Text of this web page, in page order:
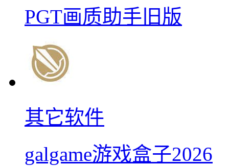
PGT画质助手旧版
其它软件
galgame游戏盒子2026